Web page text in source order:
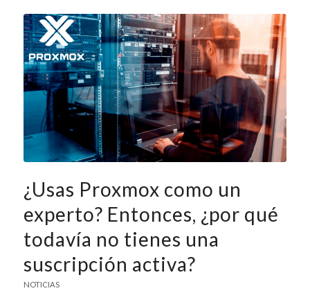
¿Usas Proxmox como un
experto? Entonces, ¿por qué
todavía no tienes una
suscripción activa?
NOTICIAS